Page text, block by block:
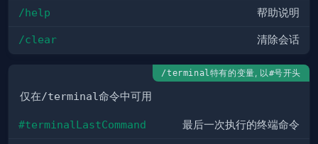
/help 帮助说明
/clear 清除会话
/terminal 特有的变量, 以 #号开头
仅在/terminal命令中可用
#terminalLastCommand 最后一次执行的终端命令